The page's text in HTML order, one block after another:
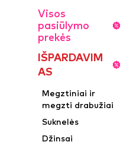
Visos
pasiūlymo
prekės
IŠPARDAVIM
AS
Megztiniai ir
megzti drabužiai
Suknelės
Džinsai